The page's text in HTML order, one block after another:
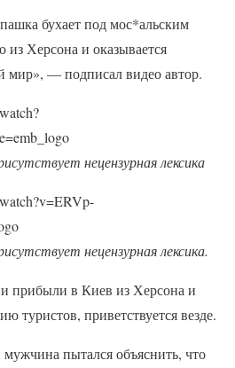
бухает под мос*альским
из Херсона и оказывается
мир», — подписал видео автор.
нецензурная лексика
нецензурная лексика.
прибыли в Киев из Херсона и
туристов, приветствуется везде.
пытался объяснить, что